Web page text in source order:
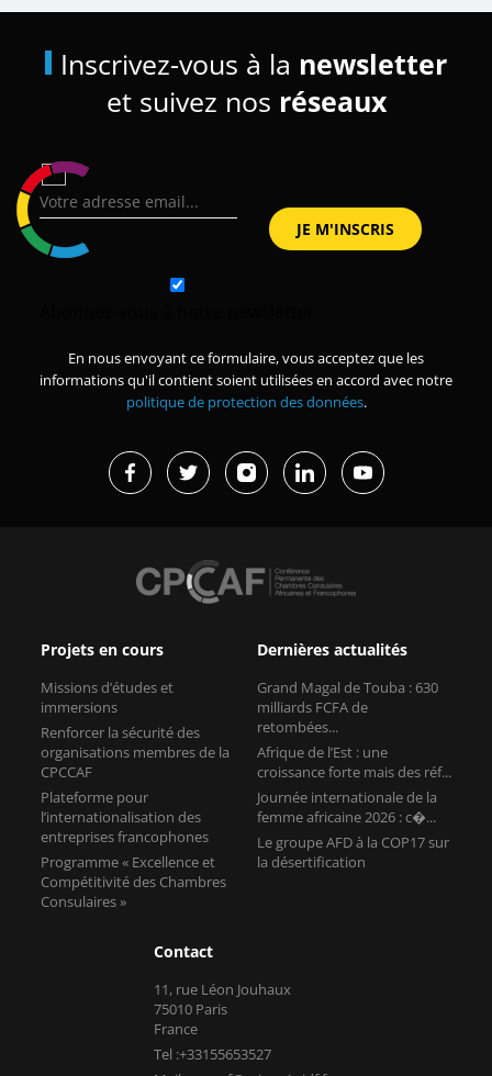
Inscrivez-vous à la newsletter
et suivez nos réseaux
En nous envoyant ce formulaire, vous acceptez que les
informations qu'il contient soient utilisées en accord avec notre
politique de protection des données.
Projets en cours
Missions d’études et
immersions
Renforcer la sécurité des
organisations membres de la
CPCCAF
Plateforme pour
l’internationalisation des
entreprises francophones
Programme « Excellence et
Compétitivité des Chambres
Consulaires »
Dernières actualités
Grand Magal de Touba : 630
milliards FCFA de
retombées...
Afrique de l’Est : une
croissance forte mais des réf...
Journée internationale de la
femme africaine 2026 : c�...
Le groupe AFD à la COP17 sur
la désertification
Contact
11, rue Léon Jouhaux
75010 Paris
France
Tel :+33155653527